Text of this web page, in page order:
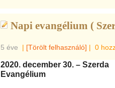
Napi evangélium (
5 éve | [Törölt felhasználó] | 0
2020. december 30. – Szerda
Evangélium